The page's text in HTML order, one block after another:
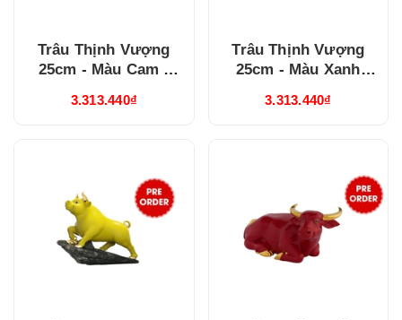
Trâu Thịnh Vượng
25cm - Màu Cam -
(00602102CAV)
3.313.440₫
Trâu Thịnh Vượng
25cm - Màu Xanh
vàng 24k
3.313.440₫